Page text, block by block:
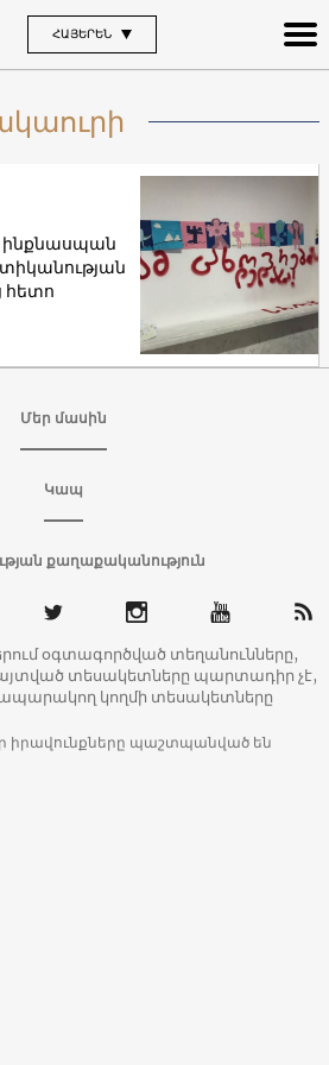
ՀԱՅԵՐԵՆ
ինքնասպան
հետո
Մեր մասին
Կապ
քաղաքականություն
օգտագործված տեղանունները,
տեսակետները պարտադիր չէ,
կողմի տեսակետները
իրավունքները պաշտպանված են